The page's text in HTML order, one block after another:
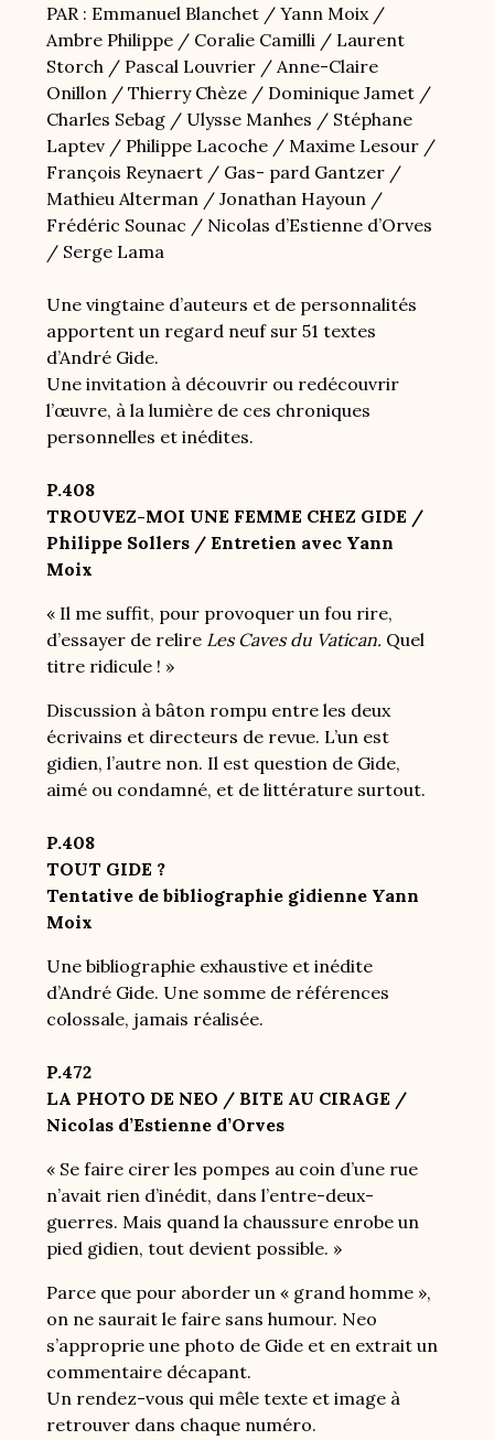
PAR : Emmanuel Blanchet / Yann Moix /
Ambre Philippe / Coralie Camilli / Laurent
Storch / Pascal Louvrier / Anne-Claire
Onillon / Thierry Chèze / Dominique Jamet /
Charles Sebag / Ulysse Manhes / Stéphane
Laptev / Philippe Lacoche / Maxime Lesour /
François Reynaert / Gas- pard Gantzer /
Mathieu Alterman / Jonathan Hayoun /
Frédéric Sounac / Nicolas d’Estienne d’Orves
/ Serge Lama
Une vingtaine d’auteurs et de personnalités
apportent un regard neuf sur 51 textes
d’André Gide.
Une invitation à découvrir ou redécouvrir
l’œuvre, à la lumière de ces chroniques
personnelles et inédites.
P.408
TROUVEZ-MOI UNE FEMME CHEZ GIDE /
Philippe Sollers / Entretien avec Yann
Moix
« Il me suffit, pour provoquer un fou rire,
d’essayer de relire Les Caves du Vatican. Quel
titre ridicule ! »
Discussion à bâton rompu entre les deux
écrivains et directeurs de revue. L’un est
gidien, l’autre non. Il est question de Gide,
aimé ou condamné, et de littérature surtout.
P.408
TOUT GIDE ?
Tentative de bibliographie gidienne Yann
Moix
Une bibliographie exhaustive et inédite
d’André Gide. Une somme de références
colossale, jamais réalisée.
P.472
LA PHOTO DE NEO / BITE AU CIRAGE /
Nicolas d’Estienne d’Orves
« Se faire cirer les pompes au coin d’une rue
n’avait rien d’inédit, dans l’entre-deux-
guerres. Mais quand la chaussure enrobe un
pied gidien, tout devient possible. »
Parce que pour aborder un « grand homme »,
on ne saurait le faire sans humour. Neo
s’approprie une photo de Gide et en extrait un
commentaire décapant.
Un rendez-vous qui mêle texte et image à
retrouver dans chaque numéro.